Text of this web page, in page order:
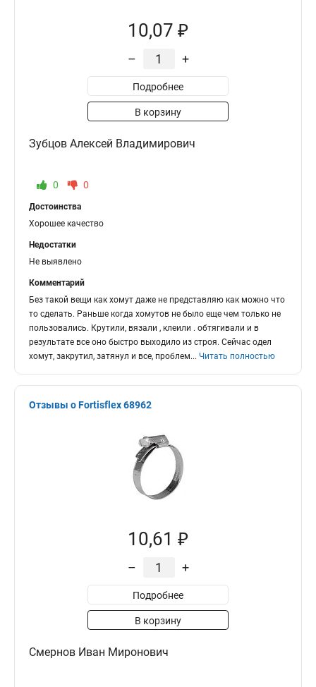
10,07 ₽
– +
Подробнее
В корзину
Зубцов Алексей Владимирович
0 0
Достоинства
Хорошее качество
Недостатки
Не выявлено
Комментарий
Без такой вещи как хомут даже не представляю как можно что
то сделать. Раньше когда хомутов не было еще чем только не
пользовались. Крутили, вязали , клеили . обтягивали и в
результате все оно быстро выходило из строя. Сейчас одел
хомут, закрутил, затянул и все, проблем... Читать полностью
Отзывы о Fortisflex 68962
10,61 ₽
– +
Подробнее
В корзину
Смернов Иван Миронович